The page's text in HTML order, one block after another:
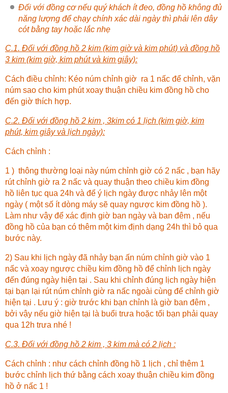
Đối với đồng cơ nếu quý khách ít đeo, đồng hồ không đủ
năng lượng để chạy chính xác dài ngày thì phải lên dây
cót bằng tay hoặc lắc nhẹ
C.1. Đối với đồng hồ 2 kim (kim giờ và kim phút) và đồng hồ
3 kim (kim giờ, kim phút và kim giây):
Cách điều chỉnh: Kéo núm chỉnh giờ ra 1 nấc để chỉnh, vặn
núm sao cho kim phút xoay thuận chiều kim đồng hồ cho
đến giờ thích hợp.
C.2. Đối với đồng hồ 2 kim , 3kim có 1 lịch (kim giờ, kim
phút, kim giây và lịch ngày):
Cách chỉnh :
1 ) thông thường loại này núm chỉnh giờ có 2 nấc , bạn hãy
rút chỉnh giờ ra 2 nấc và quay thuận theo chiều kim đồng
hồ liên tục qua 24h và để ý lịch ngày được nhảy lên một
ngày ( một số ít dòng máy sẽ quay ngược kim đồng hồ ).
Làm như vậy để xác định giờ ban ngày và ban đêm , nếu
đồng hồ của bạn có thêm một kim định dạng 24h thì bỏ qua
bước này.
2) Sau khi lịch ngày đã nhảy bạn ấn núm chỉnh giờ vào 1
nấc và xoay ngược chiều kim đồng hồ để chỉnh lịch ngày
đến đúng ngày hiện tại . Sau khi chỉnh đúng lịch ngày hiện
tại bạn lại rút núm chỉnh giờ ra nấc ngoài cùng để chỉnh giờ
hiện tại . Lưu ý : giờ trước khi bạn chỉnh là giờ ban đêm ,
bởi vậy nếu giờ hiện tại là buổi trưa hoặc tối bạn phải quay
qua 12h trưa nhé !
C.3. Đối với đồng hồ 2 kim , 3 kim mà có 2 lịch :
Cách chỉnh : như cách chỉnh đồng hồ 1 lịch , chỉ thêm 1
bước chỉnh lịch thứ bằng cách xoay thuận chiều kim đồng
hồ ở nấc 1 !